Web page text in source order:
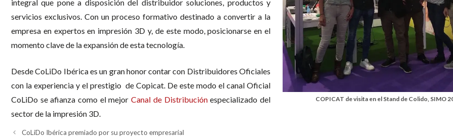
COPICAT de visita en el Stand de Colido, SIMO
integral que pone a disposición del distribuidor soluciones, productos y
servicios exclusivos. Con un proceso formativo destinado a convertir a la
empresa en expertos en impresión 3D y, de este modo, posicionarse en el
momento clave de la expansión de esta tecnología.
Desde CoLiDo Ibérica es un gran honor contar con Distribuidores Oficiales
con la experiencia y el prestigio de Copicat. De este modo el canal Oficial
CoLiDo se afianza como el mejorCanal de Distribuciónespecializado del
sector de la impresión 3D.
CoLiDo Ibérica premiado por su proyecto empresarial